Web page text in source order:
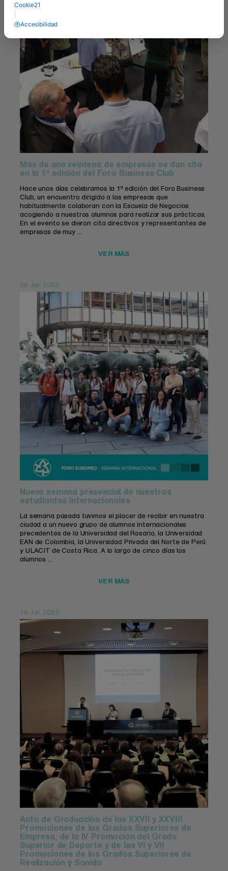
Más de una veintena de empresas se dan cita
en la 1ª edición del Foro Business Club
Hace unos días celebramos la 1ª edición del Foro Business
Club, un encuentro dirigido a las empresas que
habitualmente colaboran con la Escuela de Negocios
acogiendo a nuestros alumnos para realizar sus prácticas.
En el evento se dieron cita directivos y representantes de
empresas de muy ...
VER MÁS
26 Jun 2023
Nueva semana presencial de nuestros
estudiantes internacionales
La semana pasada tuvimos el placer de recibir en nuestra
ciudad a un nuevo grupo de alumnos internacionales
precedentes de la Universidad del Rosario, la Universidad
EAN de Colombia, la Universidad Privada del Norte de Perú
y ULACIT de Costa Rica. A lo largo de cinco días los
alumnos ...
VER MÁS
16 Jun 2023
Acto de Graduación de las XXVII y XXVIII
Promociones de los Grados Superiores de
Empresa, de la IV Promoción del Grado
Superior de Deporte y de las VI y VII
Promociones de los Grados Superiores de
Realización y Sonido
Cookie21
Accesibilidad